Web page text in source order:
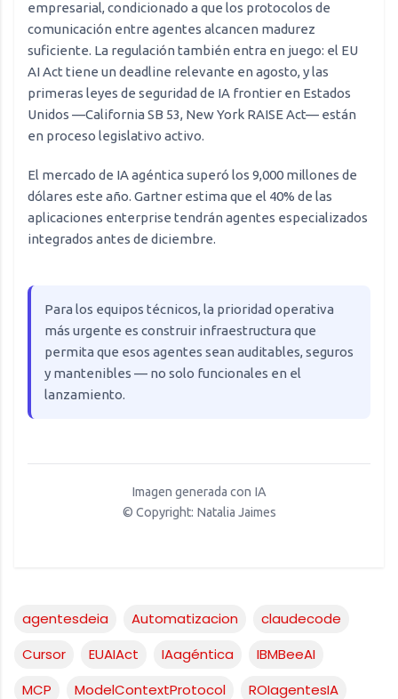
empresarial, condicionado a que los protocolos de
comunicación entre agentes alcancen madurez
suficiente. La regulación también entra en juego: el EU
AI Act tiene un deadline relevante en agosto, y las
primeras leyes de seguridad de IA frontier en Estados
Unidos —California SB 53, New York RAISE Act— están
en proceso legislativo activo.
El mercado de IA agéntica superó los 9,000 millones de
dólares este año. Gartner estima que el 40% de las
aplicaciones enterprise tendrán agentes especializados
integrados antes de diciembre.
Para los equipos técnicos, la prioridad operativa
más urgente es construir infraestructura que
permita que esos agentes sean auditables, seguros
y mantenibles — no solo funcionales en el
lanzamiento.
Imagen generada con IA
© Copyright: Natalia Jaimes
agentesdeia Automatizacion
claudecode
Cursor
EUAIAct IAagéntica
IBMBeeAI
MCP
ModelContextProtocol
ROIagentesIA